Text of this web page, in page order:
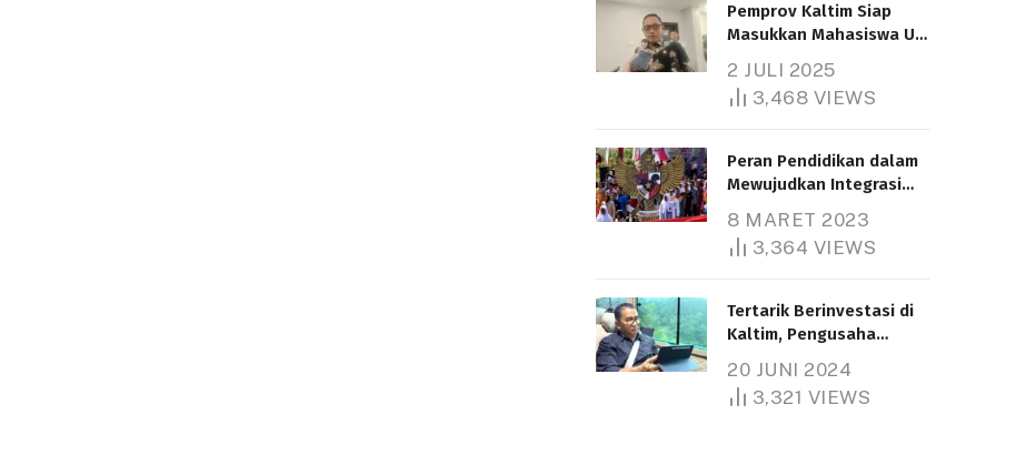
Pemprov Kaltim Siap
Masukkan Mahasiswa UT
Bantuan Pendidikan
Gratispol
2 JULI 2025
3,468 VIEWS
Peran Pendidikan dalam
Mewujudkan Integrasi
8 MARET 2023
3,364 VIEWS
Tertarik Berinvestasi di
Kaltim, Pengusaha
1.000 Hektare
20 JUNI 2024
3,321 VIEWS